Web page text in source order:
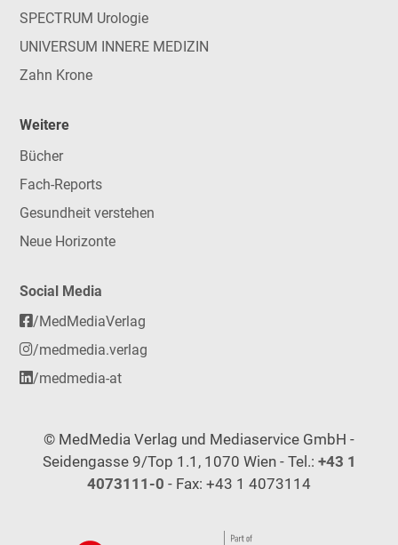
SPECTRUM Urologie
UNIVERSUM INNERE MEDIZIN
Zahn Krone
Weitere
Bücher
Fach-Reports
Gesundheit verstehen
Neue Horizonte
Social Media
/MedMediaVerlag
/medmedia.verlag
/medmedia-at
© MedMedia Verlag und Mediaservice GmbH -
Seidengasse 9/Top 1.1, 1070 Wien - Tel.: +43 1
4073111-0 - Fax: +43 1 4073114